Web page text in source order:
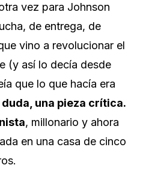
vez para Johnson
de entrega, de
vino a revolucionar el
(y así lo decía desde
que lo que hacía era
duda, una pieza crítica.
, millonario y ahora
en una casa de cinco